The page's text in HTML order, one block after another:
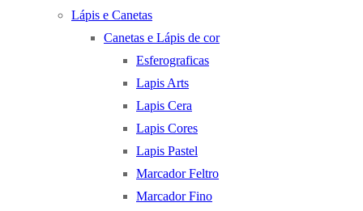
Lápis e Canetas
Canetas e Lápis de cor
Esferograficas
Lapis Arts
Lapis Cera
Lapis Cores
Lapis Pastel
Marcador Feltro
Marcador Fino